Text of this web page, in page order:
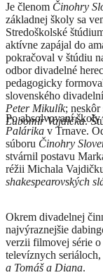
Je členom Činohry
základnej školy sa
Stredoškolské
aktívne zapájal do
pokračoval v štúdiu
odbor divadelné
pedagogicky
slovenského
Peter Mikulík; neskôr
Ľubomír Vajdička.
Po absolvovaní
Palárika v Trnave.
súboru Činohry
stvárnil postavu
réžii Michala
shakespearovských
Okrem divadelnej
najvýraznejšie
verzii filmovej série o
televíznych
a Tomáš a Diana.